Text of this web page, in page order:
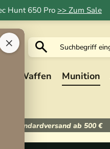
Hunt 650 Pro >> Zum Sale
×
Waffen Munition
Standardversand ab 500 €